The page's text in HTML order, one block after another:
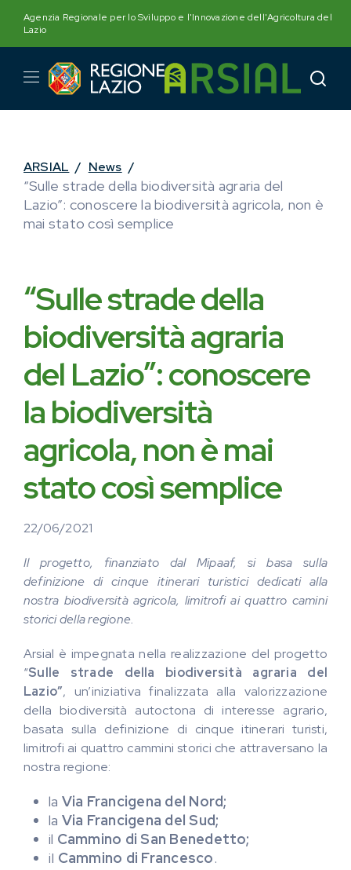
content
Agenzia Regionale per lo Sviluppo e l'Innovazione dell'Agricoltura del
Lazio
ARSIAL / News /
“Sulle strade della biodiversità agraria del
Lazio”: conoscere la biodiversità agricola, non è
mai stato così semplice
“Sulle strade della
biodiversità agraria
del Lazio”: conoscere
la biodiversità
agricola, non è mai
stato così semplice
22/06/2021
Il progetto, finanziato dal Mipaaf, si basa sulla
definizione di cinque itinerari turistici dedicati alla
nostra biodiversità agricola, limitrofi ai quattro camini
storici della regione.
Arsial è impegnata nella realizzazione del progetto
“Sulle strade della biodiversità agraria del
Lazio”, un’iniziativa finalizzata alla valorizzazione
della biodiversità autoctona di interesse agrario,
basata sulla definizione di cinque itinerari turisti,
limitrofi ai quattro cammini storici che attraversano la
nostra regione:
la Via Francigena del Nord;
la Via Francigena del Sud;
il Cammino di San Benedetto;
iI Cammino di Francesco.